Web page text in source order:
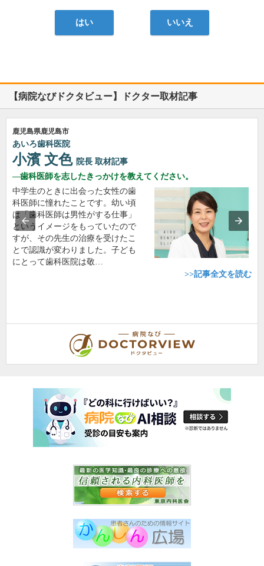
はい いいえ
【病院なびドクタビュー】ドクター取材記事
鹿児島県鹿児島市
あいろ歯科医院
小濱 文色 院長 取材記事
歯科医師を志したきっかけを教えてください。
中学生のときに出会った女性の歯
科医師に憧れたことです。幼い頃
は「歯科医師は男性がする仕事」
というイメージをもっていたので
すが、その先生の治療を受けたこ
とで認識が変わりました。子ども
にとって歯科医院は敬…
>>記事全文を読む